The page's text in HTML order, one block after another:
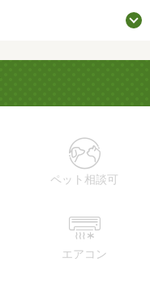
ペット相談可
エアコン